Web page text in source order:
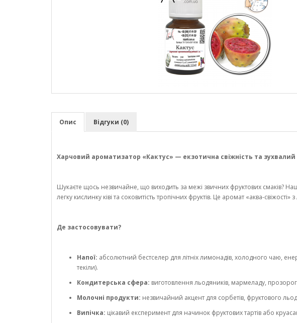
Опис Відгуки (0)
Харчовий ароматизатор «Кактус» — екзотична свіжність та зухвалий
Шукаєте щось незвичайне, що виходить за межі звичних фруктових смаків?
легку кислинку ківі та соковитість тропічних фруктів. Це аромат «аква-
Де застосовувати?
Напої: абсолютний бестселер для літніх лимонадів, холодного чаю,
текіли).
Кондитерська сфера: виготовлення льодяників, мармеладу,
Молочні продукти: незвичайний акцент для сорбетів, фруктового
Випічка: цікавий експеримент для начинок фруктових тартів або